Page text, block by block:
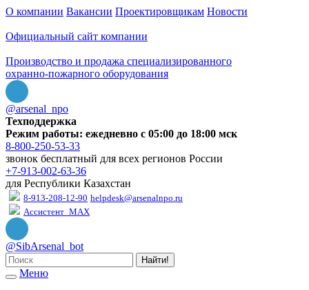
О компании Вакансии Проектировщикам Новости
Официальный сайт компании
Производство и продажа специализированного
охранно-пожарного оборудования
@arsenal_npo
Техподдержка
Режим работы: ежедневно с 05:00 до 18:00 мск
8-800-250-53-33
звонок бесплатный для всех регионов России
+7-913-002-63-36
для Республики Казахстан
8-913-208-12-90 helpdesk@arsenalnpo.ru
Ассистент_MAX
@SibArsenal_bot
Найти!
Меню